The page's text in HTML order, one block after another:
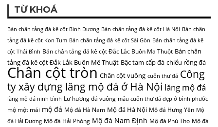
TỪ KHOÁ
Bán chân tảng đá kê cột Bình Dương Bán chân tảng đá kê cột Hà Nội Bán chân
tảng đá kê cột Kon Tum Bán chân tảng đá kê cột Sài Gòn Bán chân tảng đá kê
cột Thái Bình Bán chân tảng đá kê cột Đắc Lắc Buôn Ma Thuột Bán chân
tảng đá kê cột Đắk Lắk Buôn Mê Thuật Bậc tam cấp đá chiếu rồng đá
Chân cột tròn Chân cột vuông cuốn thư đá Công
ty xây dựng lăng mộ đá ở Hà Nội lăng mộ đá
lăng mộ đá ninh bình Lư hương đá vuông mẫu cuốn thư đá đẹp ở bình phước
mộ một mái mộ đá Mộ đá Hà Nam Mộ đá Hà Nội Mộ đá Hưng Yên Mộ
đá Hải Dương Mộ đá Hải Phòng Mộ đá Nam Định Mộ đá Phú Thọ Mộ đá